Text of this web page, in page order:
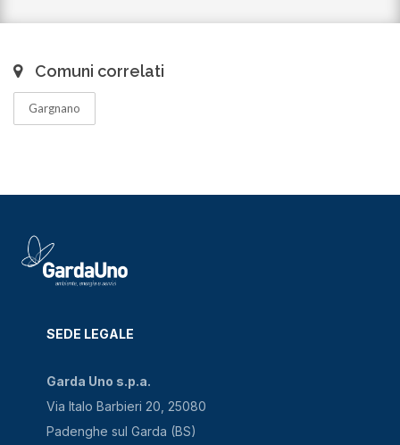
Comuni correlati
Gargnano
SEDE LEGALE
Garda Uno s.p.a.
Via Italo Barbieri 20, 25080
Padenghe sul Garda (BS)